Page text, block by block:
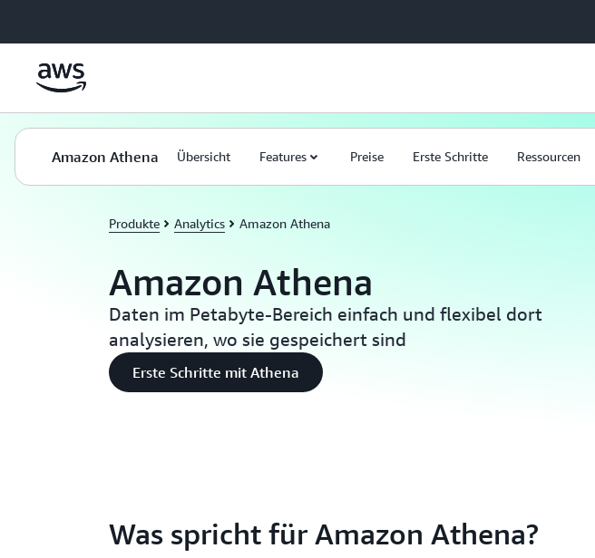
Amazon Athena Übersicht Features Preise Erste Schritte Ressourcen
Produkte Analytics Amazon Athena
Amazon Athena
Daten im Petabyte-Bereich einfach und flexibel dort
analysieren, wo sie gespeichert sind
Erste Schritte mit Athena
Was spricht für Amazon Athena?